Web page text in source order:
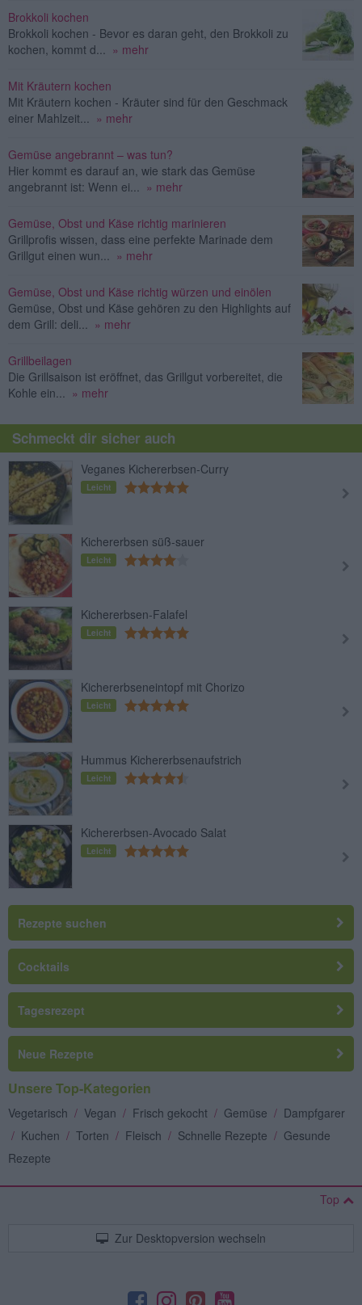
Brokkoli kochen
Brokkoli kochen - Bevor es daran geht, den Brokkoli zu
kochen, kommt d...
» mehr
Mit Kräutern kochen
Mit Kräutern kochen - Kräuter sind für den Geschmack
einer Mahlzeit...
» mehr
Gemüse angebrannt – was tun?
Hier kommt es darauf an, wie stark das Gemüse
angebrannt ist: Wenn ei...
» mehr
Gemüse, Obst und Käse richtig marinieren
Grillprofis wissen, dass eine perfekte Marinade dem
Grillgut einen wun...
» mehr
Gemüse, Obst und Käse richtig würzen und einölen
Gemüse, Obst und Käse gehören zu den Highlights auf
dem Grill: deli...
» mehr
Grillbeilagen
Die Grillsaison ist eröffnet, das Grillgut vorbereitet, die
Kohle ein...
» mehr
Schmeckt dir sicher auch
Veganes Kichererbsen-Curry
Leicht
Kichererbsen süß-sauer
Leicht
Kichererbsen-Falafel
Leicht
Kichererbseneintopf mit Chorizo
Leicht
Hummus Kichererbsenaufstrich
Leicht
Kichererbsen-Avocado Salat
Leicht
Rezepte suchen
Cocktails
Tagesrezept
Neue Rezepte
Unsere Top-Kategorien
Vegetarisch / Vegan / Frisch gekocht / Gemüse / Dampfgarer
/ Kuchen / Torten / Fleisch / Schnelle Rezepte / Gesunde
Rezepte
Top
Zur Desktopversion wechseln